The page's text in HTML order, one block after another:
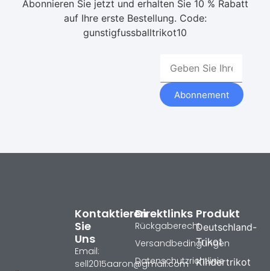
Abonnieren Sie jetzt und erhalten Sie 10 % Rabatt
auf Ihre erste Bestellung. Code:
gunstigfussballtrikot10
Abonnement
Produkt
Deutschland-
Trikot
Kindertrikot
Direktlinks
Rückgaberecht
Versandbedingungen
Datenschutzrichtlinie
Kontaktieren
Sie
Uns
Email:
sell2015aaron@gmail.com